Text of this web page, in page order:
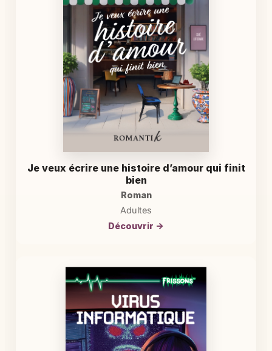
Je veux écrire une histoire d’amour qui finit
bien
Roman
Adultes
Découvrir →